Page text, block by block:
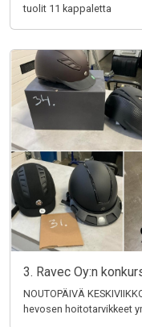
tuolit 11 kappaletta
3. Ravec Oy:n
NOUTOPÄIVÄ
hevosen hoitotarvikkeet